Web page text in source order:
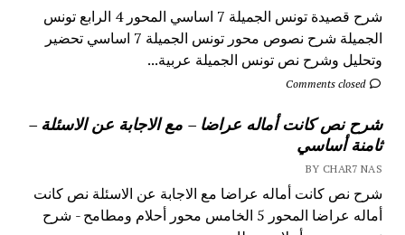
شرح قصيدة تونس الجميلة 7 اساسي المحور 4 الرابع تونس
الجميلة شرح نصوص محور تونس الجميلة 7 اساسي تحضير
وتحليل وشرح نص تونس الجميلة عربية...
Comments closed
شرح نص كانت أماله عراضا – مع الاجابة عن الاسئلة –
ثامنة أساسي
BY CHAR7 NAS
شرح نص كانت أماله عراضا مع الاجابة عن الاسئلة نص كانت
أماله عراضا المحور 5 الخامس محور أحلام ومطامح - شرح